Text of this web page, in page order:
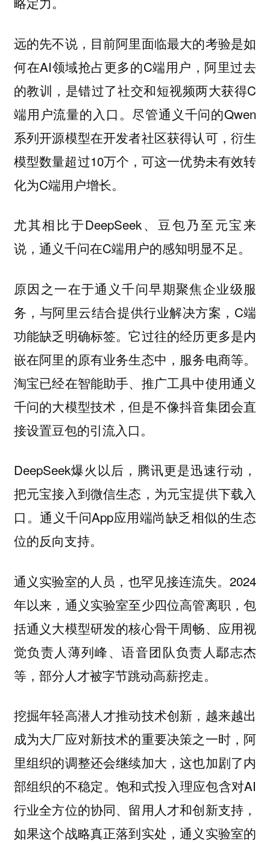
远的先不说，目前阿里面临最大的考验是如
何在AI领域抢占更多的C端用户，阿里过去
的教训，是错过了社交和短视频两大获得C
端用户流量的入口。尽管通义千问的Qwen
系列开源模型在开发者社区获得认可，衍生
模型数量超过10万个，可这一优势未有效转
化为C端用户增长。
尤其相比于DeepSeek、豆包乃至元宝来
说，通义千问在C端用户的感知明显不足。
原因之一在于通义千问早期聚焦企业级服
务，与阿里云结合提供行业解决方案，C端
功能缺乏明确标签。它过往的经历更多是内
嵌在阿里的原有业务生态中，服务电商等。
淘宝已经在智能助手、推广工具中使用通义
千问的大模型技术，但是不像抖音集团会直
接设置豆包的引流入口。
DeepSeek爆火以后，腾讯更是迅速行动，
把元宝接入到微信生态，为元宝提供下载入
口。通义千问App应用端尚缺乏相似的生态
位的反向支持。
通义实验室的人员，也罕见接连流失。2024
年以来，通义实验室至少四位高管离职，包
括通义大模型研发的核心骨干周畅、应用视
觉负责人薄列峰、语音团队负责人鄢志杰
等，部分人才被字节跳动高薪挖走。
挖掘年轻高潜人才推动技术创新，越来越出
成为大厂应对新技术的重要决策之一时，阿
里组织的调整还会继续加大，这也加剧了内
部组织的不稳定。饱和式投入理应包含对AI
行业全方位的协同、留用人才和创新支持，
如果这个战略真正落到实处，通义实验室的